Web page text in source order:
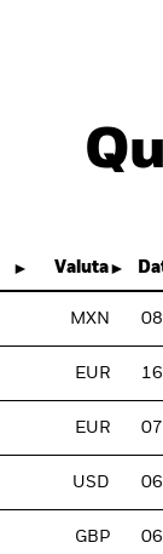
Valuta
MXN
EUR
EUR
USD
GBP